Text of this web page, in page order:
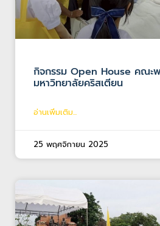
กิจกรรม Open House คณะ
มหาวิทยาลัยคริสเตียน
อ่านเพิ่มเติม...
25 พฤศจิกายน 2025